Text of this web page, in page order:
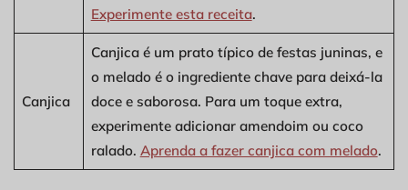
Experimente esta receita.
Canjica
Canjica é um prato típico de festas juninas, e
o melado é o ingrediente chave para deixá-la
doce e saborosa. Para um toque extra,
experimente adicionar amendoim ou coco
ralado. Aprenda a fazer canjica com melado.